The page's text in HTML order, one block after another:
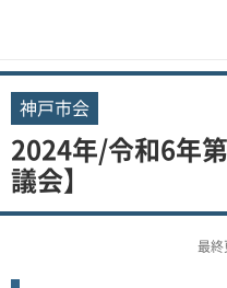
神戸市会
2024年/令和6年
議会】
最